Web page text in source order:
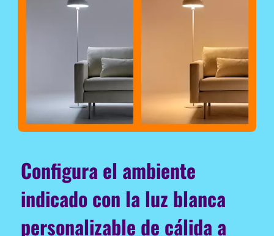
Configura el ambiente
indicado con la luz blanca
personalizable de cálida a